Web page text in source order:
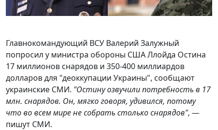
Главнокомандующий ВСУ Валерий Залужный
попросил у министра обороны США Ллойда Остина
17 миллионов снарядов и 350-400 миллиардов
долларов для "деоккупации Украины", сообщают
украинские СМИ. "Остину озвучили потребность в 17
млн. снарядов. Он, мягко говоря, удивился, потому
что во всем мире не собрать столько снарядов", —
пишут СМИ.